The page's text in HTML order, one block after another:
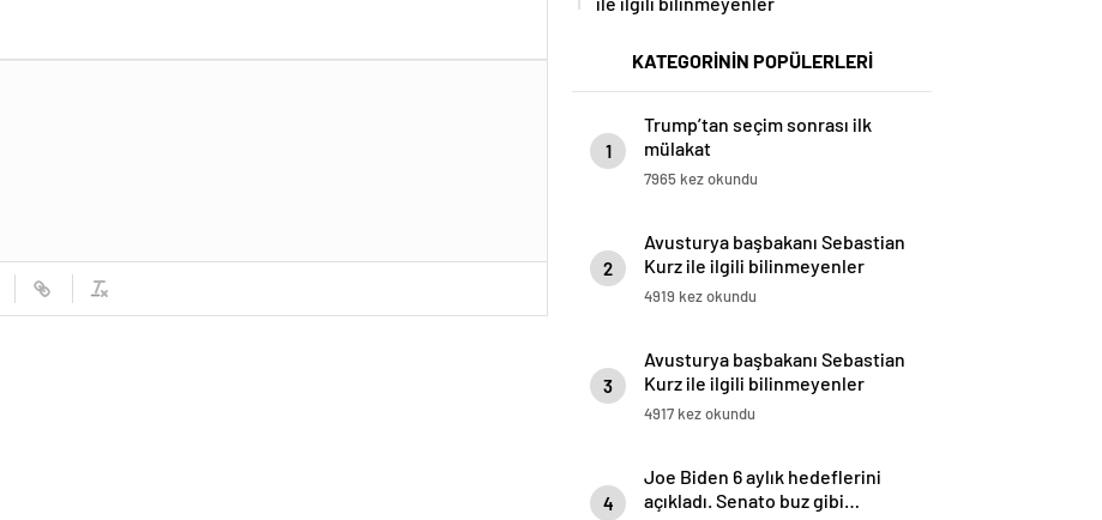
KATEGORİNİN POPÜLERLERİ
1
Trump’tan seçim sonrası ilk
mülakat
7965 kez okundu
2
Avusturya başbakanı Sebastian
Kurz ile ilgili bilinmeyenler
4919 kez okundu
3
Avusturya başbakanı Sebastian
Kurz ile ilgili bilinmeyenler
4917 kez okundu
4
Joe Biden 6 aylık hedeflerini
açıkladı. Senato buz gibi…